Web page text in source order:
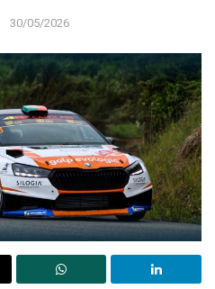
30/05/2026